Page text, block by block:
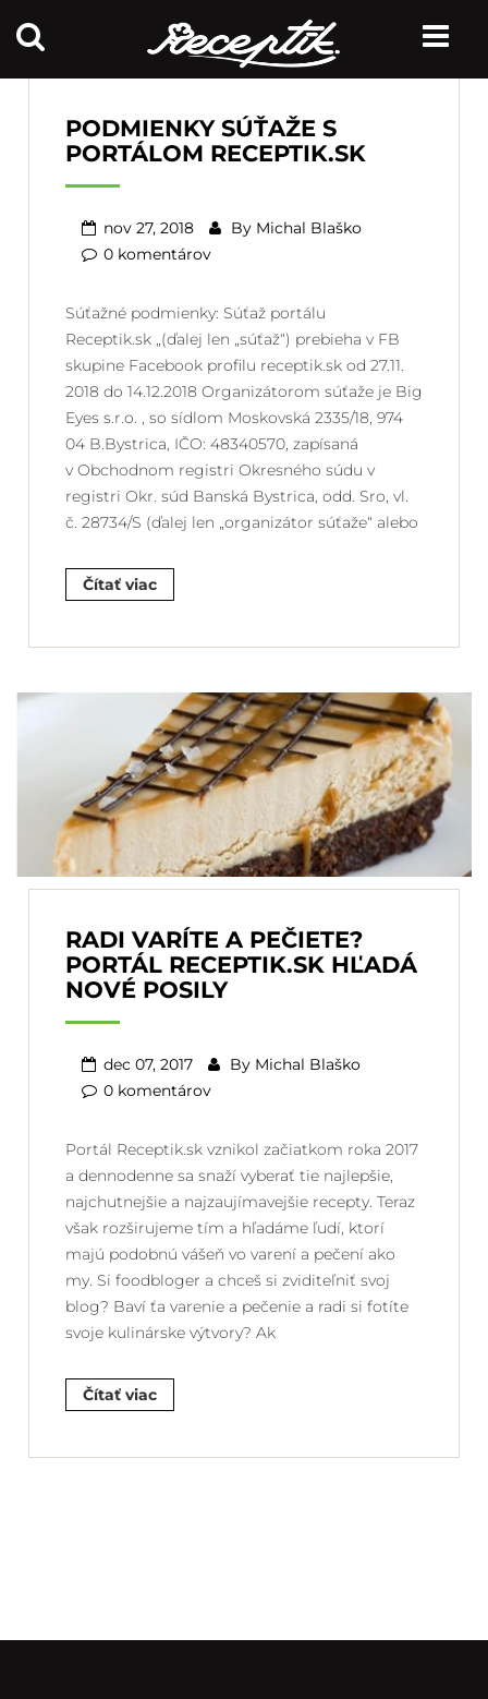
PODMIENKY SÚŤAŽE S
PORTÁLOM RECEPTIK.SK
nov 27, 2018 By Michal Blaško
0 komentárov
Súťažné podmienky: Súťaž portálu
Receptik.sk „(ďalej len „súťaž“) prebieha v FB
skupine Facebook profilu receptik.sk od 27.11.
2018 do 14.12.2018 Organizátorom súťaže je Big
Eyes s.r.o. , so sídlom Moskovská 2335/18, 974
04 B.Bystrica, IČO: 48340570, zapísaná
v Obchodnom registri Okresného súdu v
registri Okr. súd Banská Bystrica, odd. Sro, vl.
č. 28734/S (ďalej len „organizátor súťaže“ alebo
Čítať viac
RADI VARÍTE A PEČIETE?
PORTÁL RECEPTIK.SK HĽADÁ
NOVÉ POSILY
dec 07, 2017 By Michal Blaško
0 komentárov
Portál Receptik.sk vznikol začiatkom roka 2017
a dennodenne sa snaží vyberať tie najlepšie,
najchutnejšie a najzaujímavejšie recepty. Teraz
však rozširujeme tím a hľadáme ľudí, ktorí
majú podobnú vášeň vo varení a pečení ako
my. Si foodbloger a chceš si zviditeľniť svoj
blog? Baví ťa varenie a pečenie a radi si fotíte
svoje kulinárske výtvory? Ak
Čítať viac